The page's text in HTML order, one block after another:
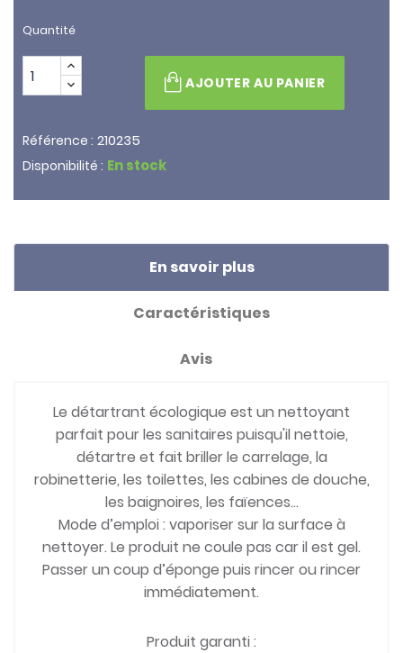
Quantité
AJOUTER AU PANIER
Référence : 210235
Disponibilité : En stock
En savoir plus
Caractéristiques
Avis
Le détartrant écologique est un nettoyant
parfait pour les sanitaires puisqu'il nettoie,
détartre et fait briller le carrelage, la
robinetterie, les toilettes, les cabines de douche,
les baignoires, les faïences…
Mode d’emploi : vaporiser sur la surface à
nettoyer. Le produit ne coule pas car il est gel.
Passer un coup d’éponge puis rincer ou rincer
immédiatement.
Produit garanti :